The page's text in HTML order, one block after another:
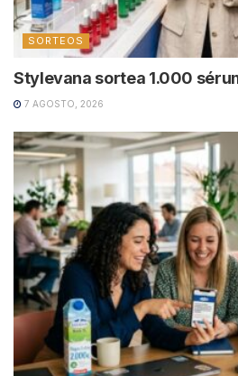
SORTEOS
Stylevana sortea 1.000
7 AGOSTO, 2026